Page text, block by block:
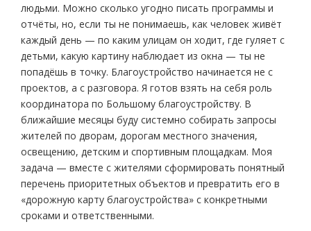
людьми. Можно сколько угодно писать программы и
отчёты, но, если ты не понимаешь, как человек живёт
каждый день — по каким улицам он ходит, где гуляет с
детьми, какую картину наблюдает из окна — ты не
попадёшь в точку. Благоустройство начинается не с
проектов, а с разговора. Я готов взять на себя роль
координатора по Большому благоустройству. В
ближайшие месяцы буду системно собирать запросы
жителей по дворам, дорогам местного значения,
освещению, детским и спортивным площадкам. Моя
задача — вместе с жителями сформировать понятный
перечень приоритетных объектов и превратить его в
«дорожную карту благоустройства» с конкретными
сроками и ответственными.